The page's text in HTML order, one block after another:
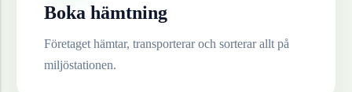
Boka hämtning
Företaget hämtar, transporterar och sorterar allt på
miljöstationen.